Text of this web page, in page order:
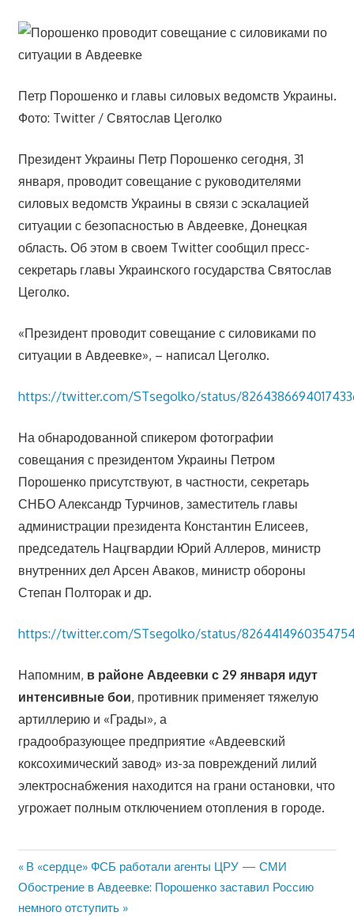
Петр Порошенко и главы силовых ведомств Украины.
Фото: Twitter / Святослав Цеголко
Президент Украины Петр Порошенко сегодня, 31
января, проводит совещание с руководителями
силовых ведомств Украины в связи с эскалацией
ситуации с безопасностью в Авдеевке, Донецкая
область. Об этом в своем Twitter сообщил пресс-
секретарь главы Украинского государства Святослав
Цеголко.
«Президент проводит совещание с силовиками по
ситуации в Авдеевке», – написал Цеголко.
https://twitter.com/STsegolko/status/
На обнародованной спикером фотографии
совещания с президентом Украины Петром
Порошенко присутствуют, в частности, секретарь
СНБО Александр Турчинов, заместитель главы
администрации президента Константин Елисеев,
председатель Нацгвардии Юрий Аллеров, министр
внутренних дел Арсен Аваков, министр обороны
Степан Полторак и др.
https://twitter.com/STsegolko/status/
Напомним, в районе Авдеевки с 29 января идут
интенсивные бои, противник применяет тяжелую
артиллерию и «Грады», а
градообразующее предприятие «Авдеевский
коксохимический завод» из-за повреждений лилий
электроснабжения находится на грани остановки, что
угрожает полным отключением отопления в городе.
Навигация
по
Предыдущая
запись:
В «сердце» ФСБ работали агенты ЦРУ — СМИ
Следующая
запись:
Обострение в Авдеевке: Порошенко заставил Россию
немного отступить